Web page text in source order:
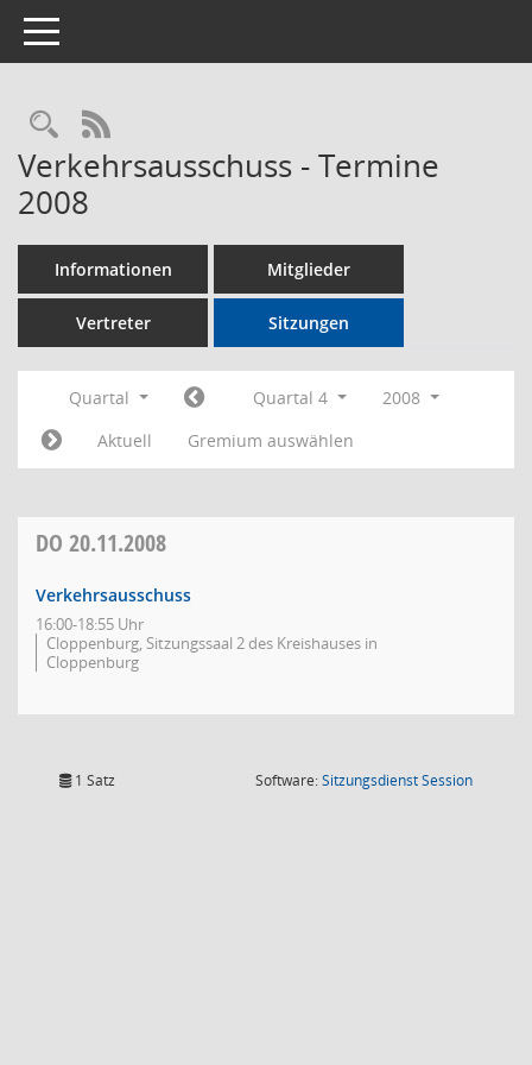
Toggle navigation
Rechercheauswahl
RSS-Feed
Verkehrsausschuss - Termine
2008
Informationen Mitglieder
Vertreter Sitzungen
Quartal Quartal 4
2008
Aktuell
Gremium auswählen
DO 20.11.2008
Verkehrsausschuss
16:00-18:55 Uhr
Cloppenburg, Sitzungssaal 2 des Kreishauses in
Cloppenburg
1 Satz Software:SitzungsdienstSession(Wird in